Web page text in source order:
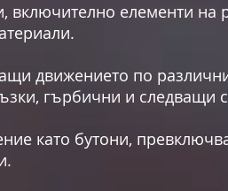
включително елементи
движението по
гърбични и следващи
като бутони,